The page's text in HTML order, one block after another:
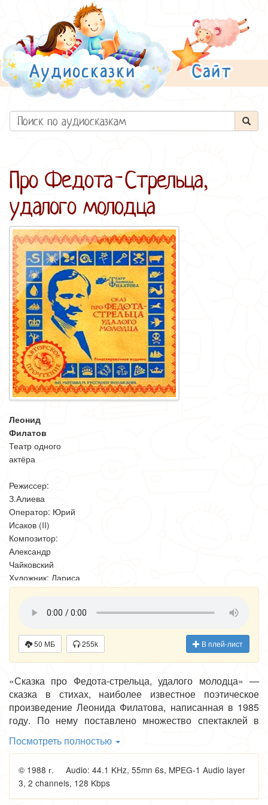
Про Федота-Стрельца,
удалого молодца
Леонид
Филатов
Театр одного
актёра
Режиссер:
З.Алиева
Оператор: Юрий
Исаков (II)
Композитор:
Александр
Чайковский
Художник: Лариса
Мурашко
50 МБ 255k В плей-лист
«Сказка про Федота-стрельца, удалого молодца» —
сказка в стихах, наиболее известное поэтическое
произведение Леонида Филатова, написанная в 1985
году. По нему поставлено множество спектаклей в
фильмы и мультфильм. Однако по зрительским
отзывам, именно этот телеспектакль , в котором снялся
сам Леонид Филатов в жанре театра одного актёра,
считается самой лучшей экранизацией.
Посмотреть полностью
© 1988 г. Audio: 44.1 KHz, 55mn 6s, MPEG-1 Audio layer
3, 2 channels, 128 Kbps